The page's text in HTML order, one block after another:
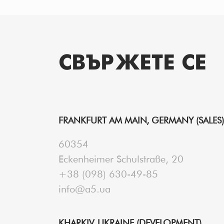
СВЪРЖЕТЕ СЕ
FRANKFURT AM MAIN, GERMANY (SALES)
60354
Eckenheimer Schulstraße, 20
+38 (098) 630-49-85
info@a5.ua